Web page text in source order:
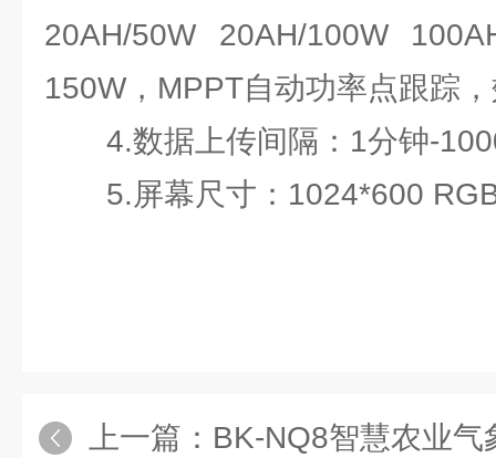
20AH/50W 20AH/100W
150W，MPPT自动功率点跟踪
4.数据上传间隔：1分钟-
5.屏幕尺寸：1024*600
上一篇： BK-NQ8智慧农业气